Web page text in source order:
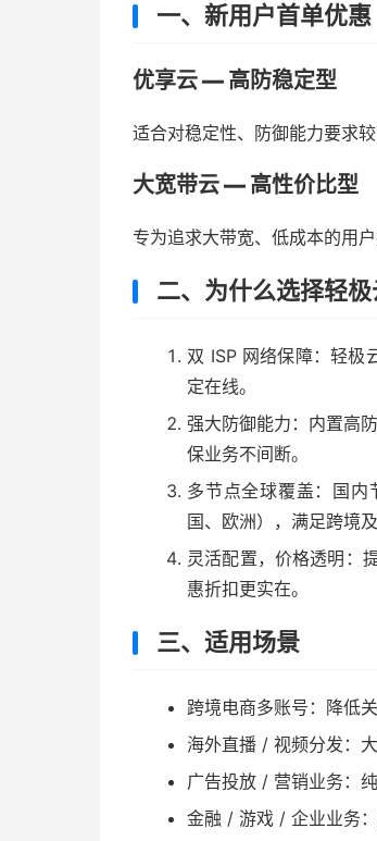
一、新用户首单优惠
优享云 — 高防稳定型
适合对稳定性、防御能力要求
大宽带云 — 高性价比型
专为追求大带宽、低成本的用
二、为什么选择轻极
双 ISP 网络保障：轻极
定在线。
强大防御能力：内置高
保业务不间断。
多节点全球覆盖：国
国、欧洲），满足跨境
灵活配置，价格透明：
惠折扣更实在。
三、适用场景
跨境电商多账号：降低
海外直播 / 视频分发：
广告投放 / 营销业务：
金融 / 游戏 / 企业业务